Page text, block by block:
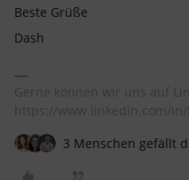
Beste Grüße
Dash
Gerne können wir uns auf
https://www.linkedin.com/
3 Menschen gefällt